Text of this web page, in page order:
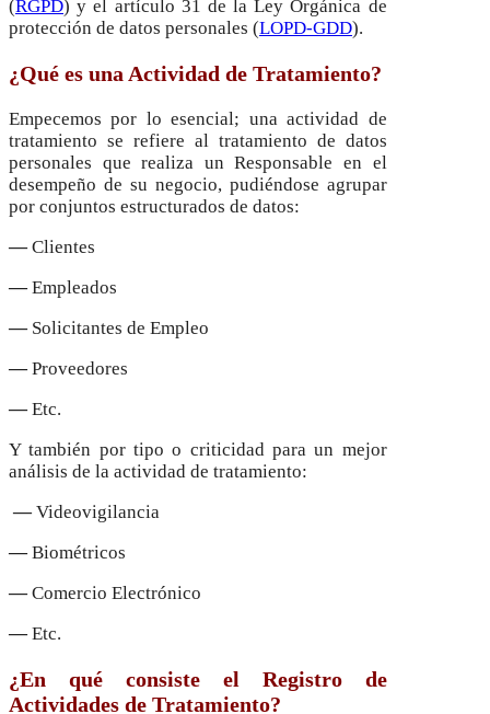
(RGPD) y el artículo 31 de la Ley Orgánica de
protección de datos personales (LOPD-GDD).
¿Qué es una Actividad de Tratamiento?
Empecemos por lo esencial; una actividad de
tratamiento se refiere al tratamiento de datos
personales que realiza un Responsable en el
desempeño de su negocio, pudiéndose agrupar
por conjuntos estructurados de datos:
—Clientes
—Empleados
— Solicitantes de Empleo
—Proveedores
—Etc.
Y también por tipo o criticidad para un mejor
análisis de la actividad de tratamiento:
—Videovigilancia
—Biométricos
—Comercio Electrónico
—Etc.
¿En qué consiste el Registro de
Actividades de Tratamiento?